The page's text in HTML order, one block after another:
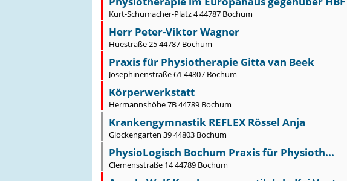
Kurt-Schumacher-Platz 4 44787 Bochum
Herr Peter-Viktor Wagner
Huestraße 25 44787 Bochum
Praxis für Physiotherapie Gitta van Beek
Josephinenstraße 61 44807 Bochum
Körperwerkstatt
Hermannshöhe 7B 44789 Bochum
Krankengymnastik REFLEX Rössel Anja
Glockengarten 39 44803 Bochum
PhysioLogisch Bochum Praxis für Physioth...
Clemensstraße 14 44789 Bochum